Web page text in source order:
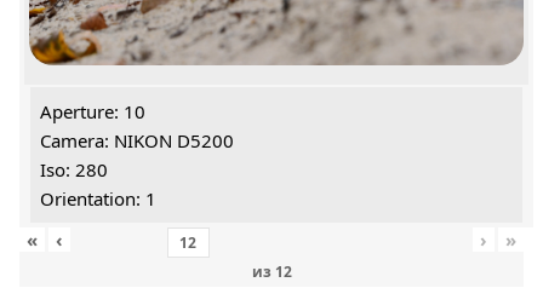
Aperture: 10
Camera: NIKON D5200
Iso: 280
Orientation: 1
«
‹
из 12
› »